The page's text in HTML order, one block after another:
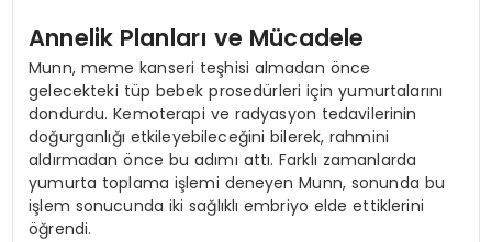
Annelik Planları ve Mücadele
Munn, meme kanseri teşhisi almadan önce
gelecekteki tüp bebek prosedürleri için yumurtalarını
dondurdu. Kemoterapi ve radyasyon tedavilerinin
doğurganlığı etkileyebileceğini bilerek, rahmini
aldırmadan önce bu adımı attı. Farklı zamanlarda
yumurta toplama işlemi deneyen Munn, sonunda bu
işlem sonucunda iki sağlıklı embriyo elde ettiklerini
öğrendi.